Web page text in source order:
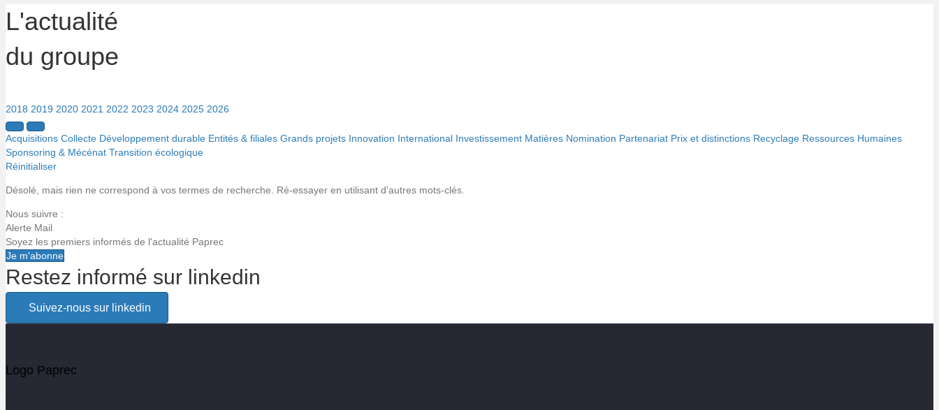
L'actualité
du groupe
2018 2019 2020 2021 2022 2023 2024 2025 2026
Acquisitions Collecte Développement durable Entités & filiales Grands projets Innovation International Investissement Matières Nomination Partenariat Prix et distinctions Recyclage Ressources Humaines
Sponsoring & Mécénat Transition écologique
Réinitialiser
Désolé, mais rien ne correspond à vos termes de recherche. Ré-essayer en utilisant d'autres mots-clés.
Nous suivre :
Alerte Mail
Soyez les premiers informés de l'actualité Paprec
Je m'abonne
Alerte email
Restez informé sur linkedin
Suivez-nous sur linkedin
Logo Paprec